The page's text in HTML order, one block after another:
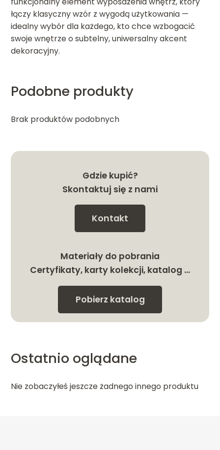
łączy klasyczny wzór z wygodą użytkowania —
idealny wybór dla każdego, kto chce wzbogacić
swoje wnętrze o subtelny, uniwersalny akcent
dekoracyjny.
Podobne produkty
Brak produktów podobnych
Gdzie kupić?
Skontaktuj się z nami
Kontakt
Materiały do pobrania
Certyfikaty, karty kolekcji, katalog …
Pobierz katalog
Ostatnio oglądane
Nie zobaczyłeś jeszcze żadnego innego produktu